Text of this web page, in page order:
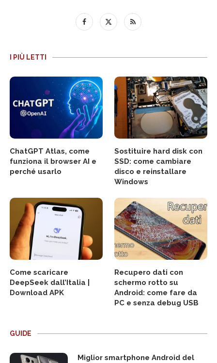
I PIÙ LETTI
ChatGPT Atlas, come
funziona il browser AI e
perché usarlo
Sostituire hard disk con
SSD: come cambiare
disco e reinstallare
Windows
Come scaricare
DeepSeek dall’Italia |
Download APK
Recupero dati con
schermo rotto su
Android: come fare da
PC e senza debug USB
GUIDE
Miglior smartphone Android del